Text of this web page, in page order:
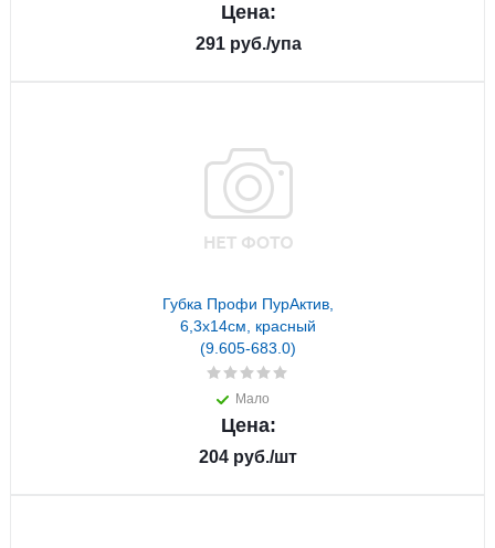
Цена:
291руб./упа
Губка Профи ПурАктив,
6,3х14см, красный
(9.605-683.0)
Мало
Цена:
204 руб./шт